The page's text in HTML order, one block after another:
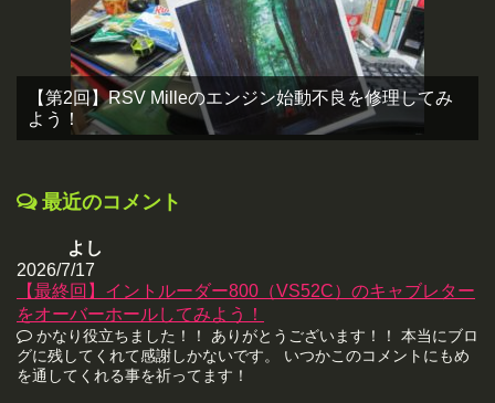
【第2回】RSV Milleのエンジン始動不良を修理してみ
よう！
最近のコメント
よし
2026/7/17
【最終回】イントルーダー800（VS52C）のキャブレター
をオーバーホールしてみよう！
かなり役立ちました！！ ありがとうございます！！ 本当にブロ
グに残してくれて感謝しかないです。 いつかこのコメントにもめ
を通してくれる事を祈ってます！